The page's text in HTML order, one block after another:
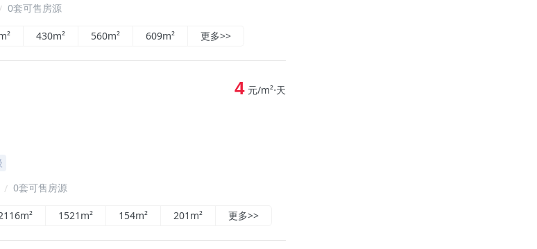
/ 0套可售房源
430m² 560m² 609m² 更多>>
/ 0套可售房源
4 元/m²⋅天
1521m² 154m² 201m² 更多>>